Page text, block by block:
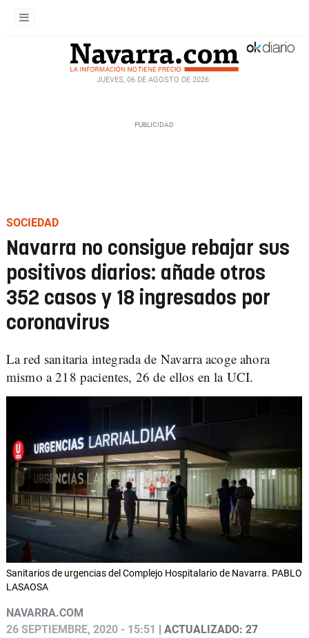
JUEVES, 06 DE AGOSTO DE 2026
SOCIEDAD
Navarra no consigue rebajar sus
positivos diarios: añade otros
352 casos y 18 ingresados por
coronavirus
La red sanitaria integrada de Navarra acoge ahora
mismo a 218 pacientes, 26 de ellos en la UCI.
Sanitarios de urgencias del Complejo Hospitalario de Navarra. PABLO
LASAOSA
NAVARRA.COM
26 SEPTIEMBRE, 2020 - 15:51
| ACTUALIZADO: 27